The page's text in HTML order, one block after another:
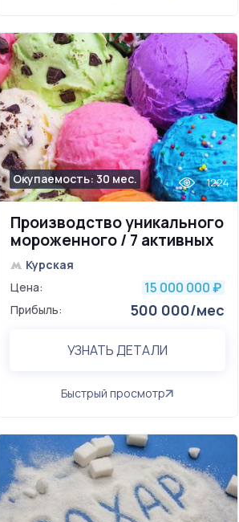
Производство уникального
мороженного / 7 активных
точек
Окупаемость: 30 мес. 1224
Курская
Цена:
15 000 000 ₽
Прибыль: 500 000/мес
УЗНАТЬ ДЕТАЛИ
Быстрый просмотр